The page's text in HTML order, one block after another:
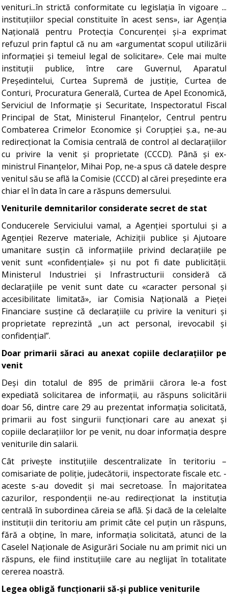
venituri...în strictă conformitate cu legislația în vigoare ...
instituțiilor special constituite în acest sens», iar Agenția
Națională pentru Protecția Concurenței și-a exprimat
refuzul prin faptul că nu am «argumentat scopul utilizării
informației și temeiul legal de solicitare». Cele mai multe
instituții publice, între care Guvernul, Aparatul
Președintelui, Curtea Supremă de justiție, Curtea de
Conturi, Procuratura Generală, Curtea de Apel Economică,
Serviciul de Informație și Securitate, Inspectoratul Fiscal
Principal de Stat, Ministerul Finanțelor, Centrul pentru
Combaterea Crimelor Economice și Corupției ș.a., ne-au
redirecționat la Comisia centrală de control al declarațiilor
cu privire la venit și proprietate (CCCD). Până și ex-
ministrul Finanțelor, Mihai Pop, ne-a spus că datele despre
venitul său se află la Comisie (CCCD) al cărei președinte era
chiar el în data în care a răspuns demersului.
Veniturile demnitarilor considerate secret de stat
Conducerele Serviciului vamal, a Agenției sportului și a
Agenției Rezerve materiale, Achiziții publice și Ajutoare
umanitare susțin că informațiile privind declarațiile pe
venit sunt «confidențiale» și nu pot fi date publicității.
Ministerul Industriei și Infrastructurii consideră că
declarațiile pe venit sunt date cu «caracter personal și
accesibilitate limitată», iar Comisia Națională a Pieței
Financiare susține că declarațiile cu privire la venituri și
proprietate reprezintă „un act personal, irevocabil și
confidențial”.
Doar primarii săraci au anexat copiile declarațiilor pe
venit
Deși din totalul de 895 de primării cărora le-a fost
expediată solicitarea de informații, au răspuns solicitării
doar 56, dintre care 29 au prezentat informația solicitată,
primarii au fost singurii funcționari care au anexat și
copiile declarațiilor lor pe venit, nu doar informația despre
veniturile din salarii.
Cât privește instituțiile descentralizate în teritoriu –
comisariate de poliție, judecătorii, inspectorate fiscale etc. -
aceste s-au dovedit și mai secretoase. În majoritatea
cazurilor, respondenții ne-au redirecționat la instituția
centrală în subordinea căreia se află. Și dacă de la celelalte
instituții din teritoriu am primit câte cel puțin un răspuns,
fără a obține, în mare, informația solicitată, atunci de la
Caselel Naționale de Asigurări Sociale nu am primit nici un
răspuns, ele fiind instituțiile care au neglijat în totalitate
cererea noastră.
Legea obligă funcționarii să-și publice veniturile